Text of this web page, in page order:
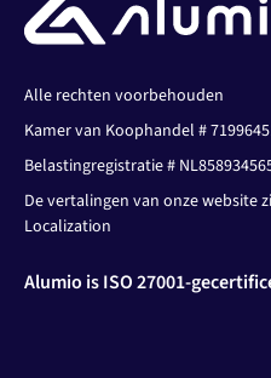
Alle rechten voorbehouden
Kamer van Koophandel #
Belastingregistratie #
De vertalingen van onze website
Localization
Alumio is ISO 27001-